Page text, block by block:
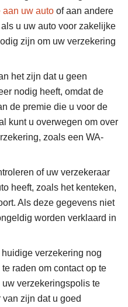
aan uw auto of aan andere
u uw auto voor zakelijke
zijn om uw verzekering
het zijn dat u geen
nodig heeft, omdat de
de premie die u voor de
kunt u overwegen om over
zoals een WA-
of uw verzekeraar
heeft, zoals het kenteken,
Als deze gegevens niet
worden verklaard in
verzekering nog
raden om contact op te
verzekeringspolis te
zijn dat u goed